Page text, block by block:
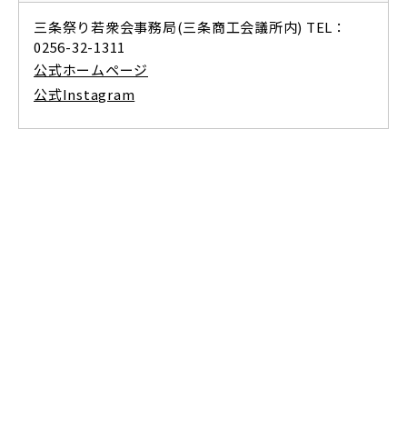
三条祭り若衆会事務局(三条商工会議所内) TEL：
0256-32-1311
公式ホームページ
公式Instagram